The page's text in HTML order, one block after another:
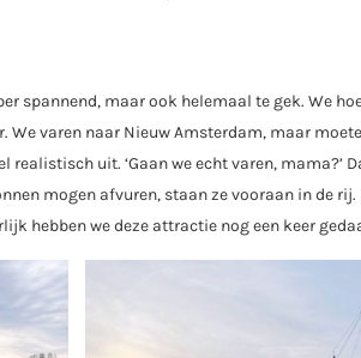
spannend, maar ook helemaal te gek. We
We varen naar Nieuw Amsterdam, maar
uit. ‘Gaan we echt varen, mama?’
mogen afvuren, staan ze vooraan in de
hebben we deze attractie nog een keer